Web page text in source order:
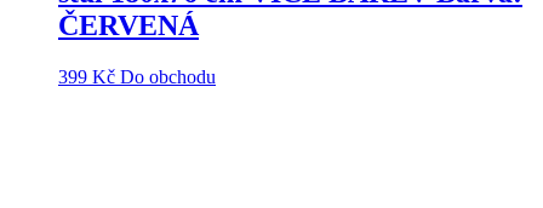
ČERVENÁ
399 Kč Do obchodu